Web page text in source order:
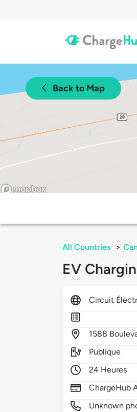
Back to Map
All Countries >
EV
Circuit
1588
Publique
24 Heures
ChargeHub
Unknown